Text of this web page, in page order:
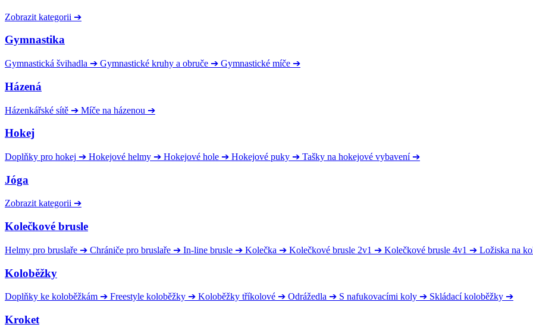
Zobrazit kategorii ➔
Gymnastika
Gymnastická švihadla ➔ Gymnastické kruhy a obruče ➔ Gymnastické míče ➔
Házená
Házenkářské sítě ➔ Míče na házenou ➔
Hokej
Doplňky pro hokej ➔ Hokejové helmy ➔ Hokejové hole ➔ Hokejové puky ➔ Tašky na hokejové vybavení ➔
Jóga
Zobrazit kategorii ➔
Kolečkové brusle
Helmy pro bruslaře ➔ Chrániče pro bruslaře ➔ In-line brusle ➔ Kolečka ➔ Kolečkové brusle 2v1 ➔ Kolečkové brusle 4v1 ➔ Ložiska na
Koloběžky
Doplňky ke koloběžkám ➔ Freestyle koloběžky ➔ Koloběžky tříkolové ➔ Odrážedla ➔ S nafukovacími koly ➔ Skládací koloběžky ➔
Kroket